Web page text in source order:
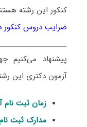
کنکور این رشته
ضرایب دروس کنکور
پیشنهاد
آزمون دکتری این
زمان ثبت نام
مدارک ثبت